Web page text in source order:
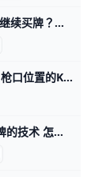
什么情况下才能用高牌继续买牌？下篇 什么情况下才能用高牌继续买牌？下篇 什么情况下才能用高牌继续买牌？上篇：https://www.moshike.com/a/479.html 什
枪口位置的KJo怎么玩 枪口位置的KJo怎么玩 牌局背景及过程 这手牌来自一个盲注2/5刀的无限德州扑克现金局。桌上玩家筹码量如图。你在枪口位置发到了K♦ J♣，作为第一
怎么提高德州扑克打牌的技术 怎么提高德州扑克打牌的技术 想提升德州扑克技术，是一定得学习。 什么是学习？学习是获取新的知识，行为，技能。学习会涉及到怎样去分析各种信息。 在读